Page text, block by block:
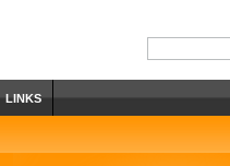
LINKS